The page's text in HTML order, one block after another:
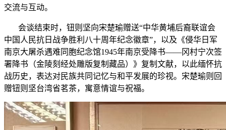
交流与互动。
会谈结束时，钮则坚向宋楚瑜赠送“中华黄埔后裔联谊会
中国人民抗日战争胜利八十周年纪念徽章”，以及《侵华日军
南京大屠杀遇难同胞纪念馆1945年南京受降书——冈村宁次签
署降书（金陵刻经处雕版复制藏品）》复制文献，以此缅怀抗
战历史，表达对民族共同记忆与和平发展的珍视。宋楚瑜则回
赠钮则坚台湾省茗茶，寓意情谊与祝福。